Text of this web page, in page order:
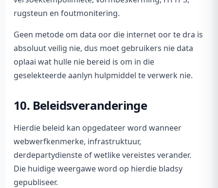
rugsteun en foutmonitering.
Geen metode om data oor die internet oor te dra is
absoluut veilig nie, dus moet gebruikers nie data
oplaai wat hulle nie bereid is om in die
geselekteerde aanlyn hulpmiddel te verwerk nie.
10. Beleidsveranderinge
Hierdie beleid kan opgedateer word wanneer
webwerfkenmerke, infrastruktuur,
derdepartydienste of wetlike vereistes verander.
Die huidige weergawe word op hierdie bladsy
gepubliseer.